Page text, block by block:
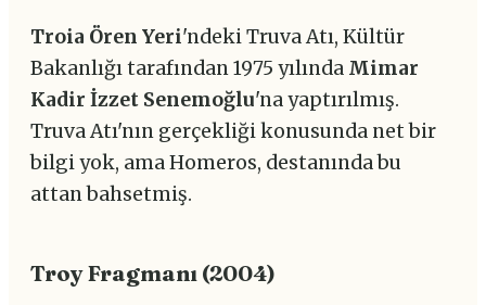
Troia Ören Yeri'ndeki Truva Atı, Kültür
Bakanlığı tarafından 1975 yılında Mimar
Kadir İzzet Senemoğlu'na yaptırılmış.
Truva Atı'nın gerçekliği konusunda net bir
bilgi yok, ama Homeros, destanında bu
attan bahsetmiş.
Troy Fragmanı (2004)